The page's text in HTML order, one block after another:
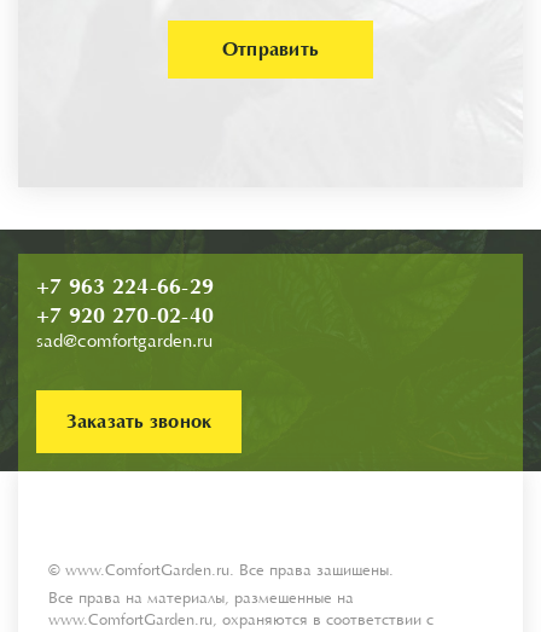
Отправить
+7 963 224-66-29
+7 920 270-02-40
sad@comfortgarden.ru
Заказать звонок
© www.ComfortGarden.ru. Все права защищены.
Все права на материалы, размещенные на
www.ComfortGarden.ru, охраняются в соответствии с